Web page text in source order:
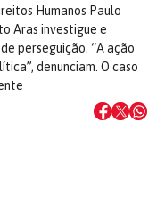
Humanos Paulo
Aras investigue e
perseguição. “A ação
denunciam. O caso